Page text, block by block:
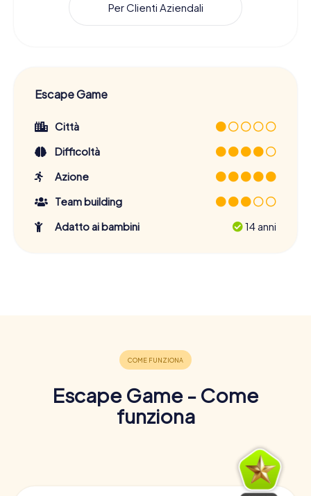
Per Clienti Aziendali
Escape Game
Città
Difficoltà
Azione
Team building
Adatto ai bambini
14 anni
Escape Game - Come
funziona